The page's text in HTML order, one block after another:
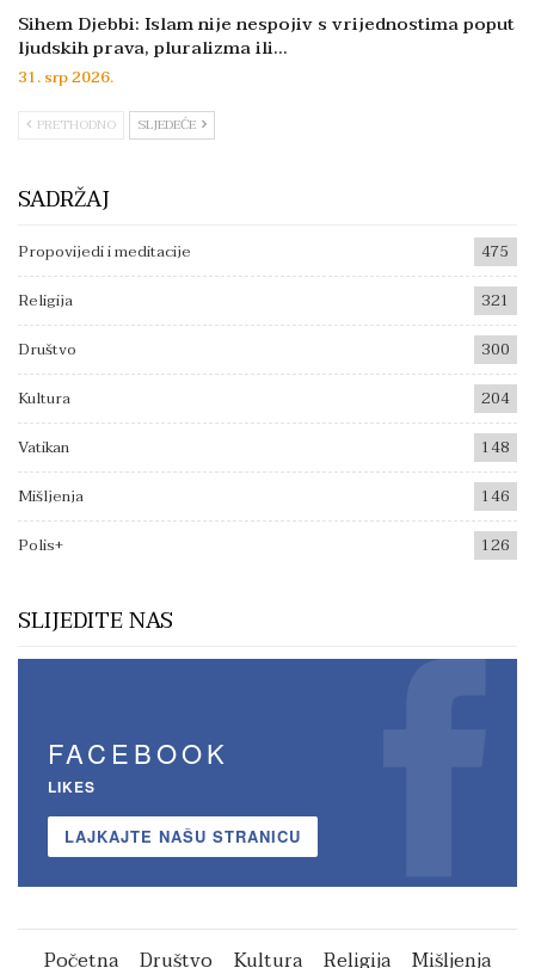
Sihem Djebbi: Islam nije nespojiv s vrijednostima poput
ljudskih prava, pluralizma ili…
31. srp 2026.
PRETHODNO SLJEDEĆE
SADRŽAJ
Propovijedi i meditacije
475
Religija
321
Društvo
300
Kultura
204
Vatikan
148
Mišljenja
146
Polis+
126
SLIJEDITE NAS
FACEBOOK
LIKES
LAJKAJTE NAŠU STRANICU
Početna Društvo Kultura Religija Mišljenja